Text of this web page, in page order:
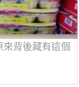
背後藏有這個